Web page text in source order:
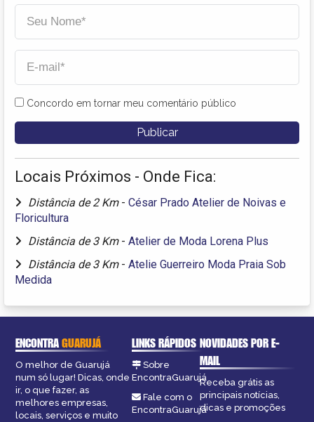
Concordo em tornar meu comentário público
Locais Próximos - Onde Fica:
Distância de 2 Km - César Prado Atelier de Noivas e
Floricultura
Distância de 3 Km - Atelier de Moda Lorena Plus
Distância de 3 Km - Atelie Guerreiro Moda Praia Sob
Medida
ENCONTRAGUARUJÁ
O melhor de Guarujá
num só lugar! Dicas, onde
ir, o que fazer, as
melhores empresas,
locais, serviços e muito
LINKS RÁPIDOS
Sobre
EncontraGuarujá
Fale com o
EncontraGuarujá
NOVIDADES POR E-
MAIL
Receba grátis as
principais notícias,
dicas e promoções